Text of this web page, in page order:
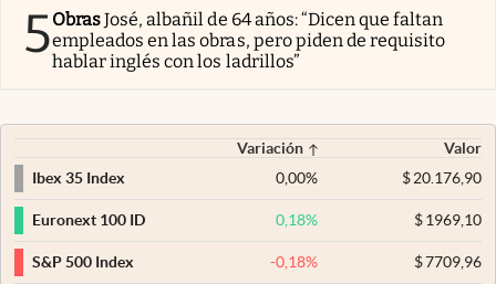
5ObrasJosé, albañil de 64 años: “Dicen que faltan
empleados en las obras, pero piden de requisito
hablar inglés con los ladrillos”
Variación
Valor
Ibex 35 Index
0,00% $20.176,90
Euronext 100 ID 0,18% $1969,10
S&P 500 Index -0,18% $7709,96